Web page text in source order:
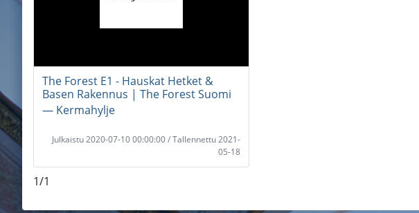
The Forest E1 - Hauskat Hetket &
Basen Rakennus | The Forest Suomi
― Kermahylje
Julkaistu 2020-07-10 00:00:00 / Tallennettu 2021-
05-18
1/1